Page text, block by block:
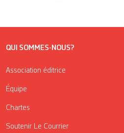
QUI SOMMES-NOUS?
Association éditrice
Équipe
Chartes
Soutenir Le Courrier